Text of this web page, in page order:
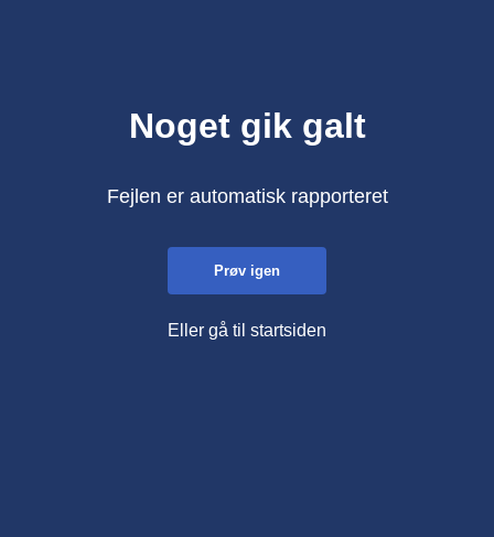
Noget gik galt
Fejlen er automatisk rapporteret
Prøv igen
Eller gå til startsiden